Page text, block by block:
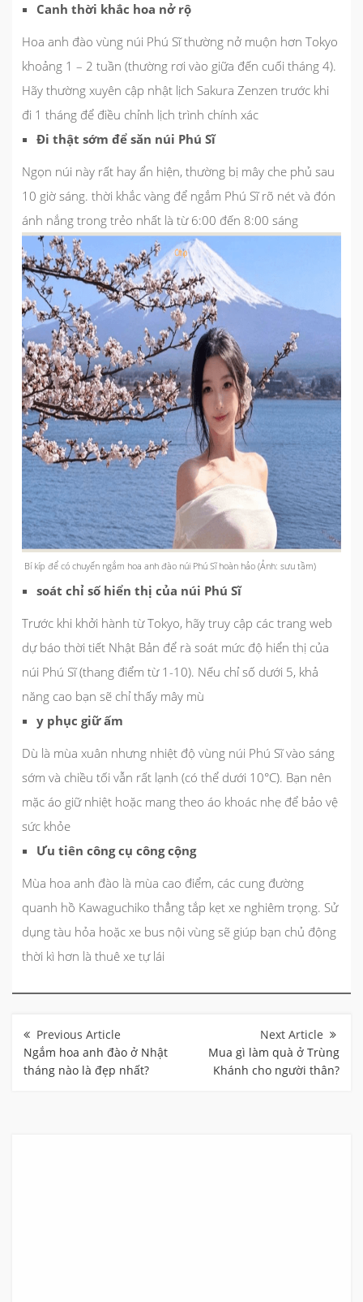
Canh thời khắc hoa nở rộ
Hoa anh đào vùng núi Phú Sĩ thường nở muộn hơn Tokyo
khoảng 1 – 2 tuần (thường rơi vào giữa đến cuối tháng 4).
Hãy thường xuyên cập nhật lịch Sakura Zenzen trước khi
đi 1 tháng để điều chỉnh lịch trình chính xác
Đi thật sớm để săn núi Phú Sĩ
Ngọn núi này rất hay ẩn hiện, thường bị mây che phủ sau
10 giờ sáng. thời khắc vàng để ngắm Phú Sĩ rõ nét và đón
ánh nắng trong trẻo nhất là từ 6:00 đến 8:00 sáng
Bí kíp để có chuyến ngắm hoa anh đào núi Phú Sĩ hoàn hảo (Ảnh: sưu tầm)
soát chỉ số hiển thị của núi Phú Sĩ
Trước khi khởi hành từ Tokyo, hãy truy cập các trang web
dự báo thời tiết Nhật Bản để rà soát mức độ hiển thị của
núi Phú Sĩ (thang điểm từ 1-10). Nếu chỉ số dưới 5, khả
năng cao bạn sẽ chỉ thấy mây mù
y phục giữ ấm
Dù là mùa xuân nhưng nhiệt độ vùng núi Phú Sĩ vào sáng
sớm và chiều tối vẫn rất lạnh (có thể dưới 10°C). Bạn nên
mặc áo giữ nhiệt hoặc mang theo áo khoác nhẹ để bảo vệ
sức khỏe
Ưu tiên công cụ công cộng
Mùa hoa anh đào là mùa cao điểm, các cung đường
quanh hồ Kawaguchiko thẳng tắp kẹt xe nghiêm trọng. Sử
dụng tàu hỏa hoặc xe bus nội vùng sẽ giúp bạn chủ động
thời kì hơn là thuê xe tự lái
hướng
bài
viết
Ngắm hoa anh đào ở Nhật
tháng nào là đẹp nhất?
Mua gì làm quà ở Trùng
Khánh cho người thân?